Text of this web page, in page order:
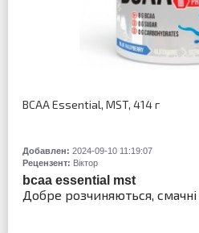
BCAA Essential, MST, 414 г
Добавлен: 2024-09-10 11:19:07
Рецензент: Віктор
bcaa essential mst
Добре розчиняються, смачні